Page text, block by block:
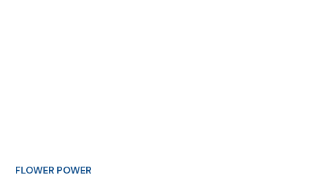
FLOWER POWER